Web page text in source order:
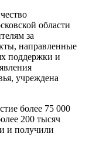
области
за
направленные
поддержки и
учреждена
более 75 000
200 тысяч
и получили